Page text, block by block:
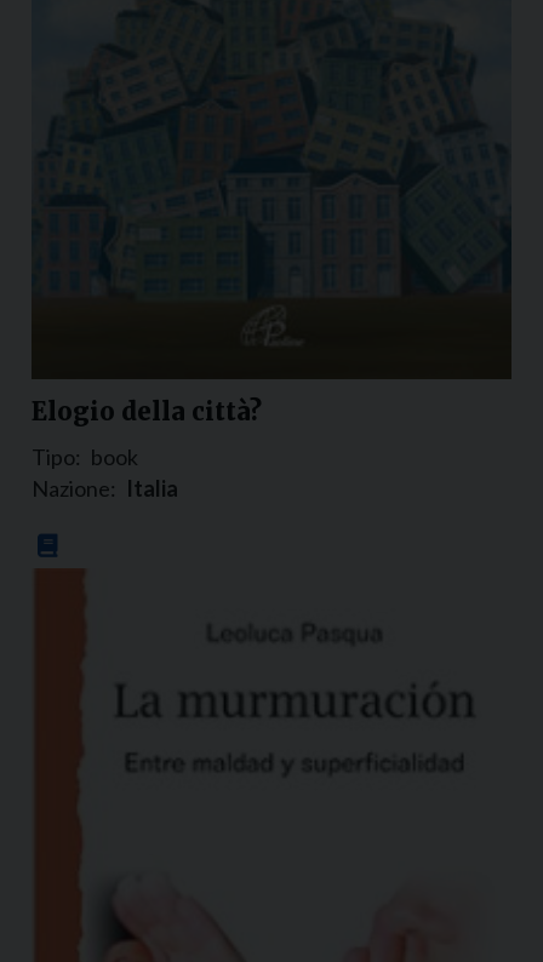
Elogio della città?
Tipo: book
Nazione: Italia